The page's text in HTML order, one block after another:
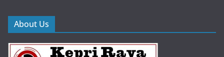
About Us